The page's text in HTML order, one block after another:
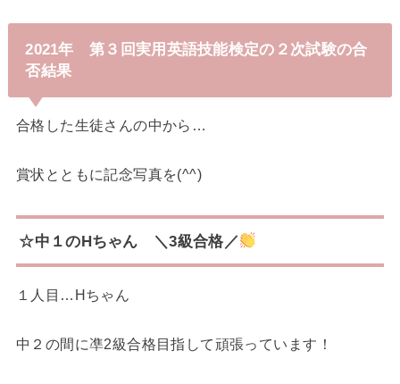
2021年 第３回実用英語技能検定の２次試験の合
否結果
合格した生徒さんの中から…
賞状とともに記念写真を(^^)
☆中１のHちゃん ＼3級合格／
１人目…Hちゃん
中２の間に凖2級合格目指して頑張っています！